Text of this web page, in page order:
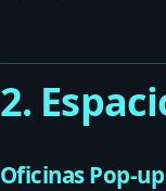
2.
Oficinas Pop-up